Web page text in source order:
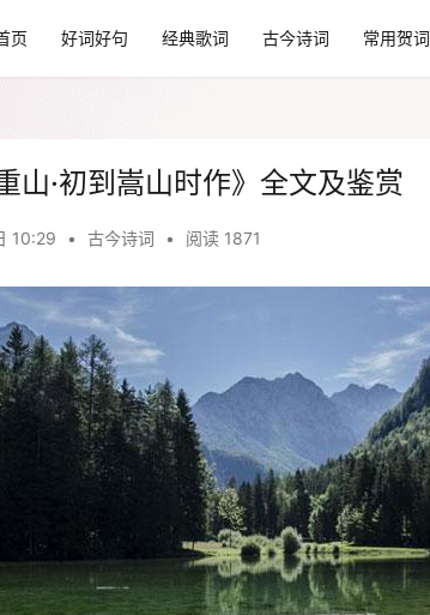
页 好词好句 经典歌词 古今诗词 常用贺词
山·初到嵩山时作》全文及鉴赏
10:29 • 古今诗词 • 阅读 1871